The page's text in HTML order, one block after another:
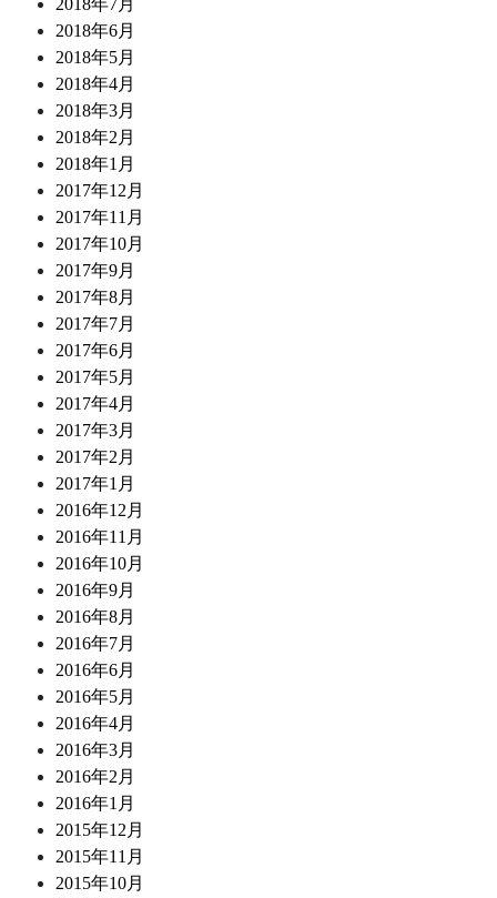
2018年7月
2018年6月
2018年5月
2018年4月
2018年3月
2018年2月
2018年1月
2017年12月
2017年11月
2017年10月
2017年9月
2017年8月
2017年7月
2017年6月
2017年5月
2017年4月
2017年3月
2017年2月
2017年1月
2016年12月
2016年11月
2016年10月
2016年9月
2016年8月
2016年7月
2016年6月
2016年5月
2016年4月
2016年3月
2016年2月
2016年1月
2015年12月
2015年11月
2015年10月